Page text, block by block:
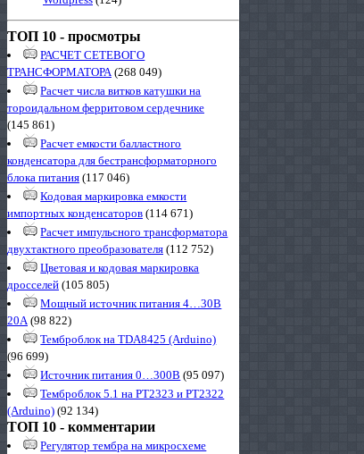
ТОП 10 - просмотры
РАСЧЕТ СЕТЕВОГО
ТРАНСФОРМАТОРА(268 049)
Расчет числа витков катушки на
тороидальном ферритовом сердечнике
(145 861)
Расчет емкости балластного
конденсатора для бестрансформаторного
блока питания (117 046)
Кодовая маркировка емкости
импортных конденсаторов (114 671)
Расчет импульсного трансформатора
двухтактного преобразователя (112 752)
Цветовая и кодовая маркировка
дросселей (105 805)
Мощный источник питания 4…30В
20А(98 822)
Темброблок на TDA8425 (Arduino)
(96 699)
Источник питания 0…300В (95 097)
Темброблок 5.1 на PT2323 и PT2322
(Arduino) (92 134)
ТОП 10 - комментарии
Регулятор тембра на микросхеме